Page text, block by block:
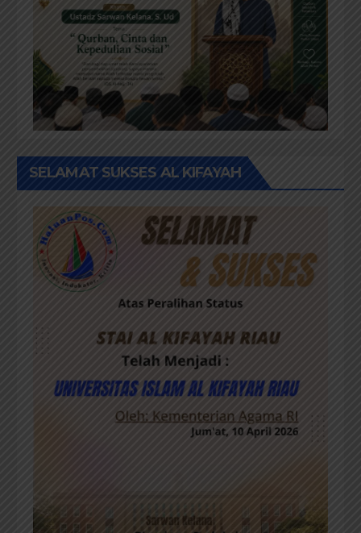
SELAMAT SUKSES AL KIFAYAH